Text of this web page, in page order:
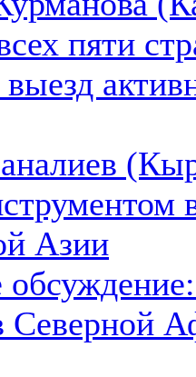
пяти
Азии
Северной